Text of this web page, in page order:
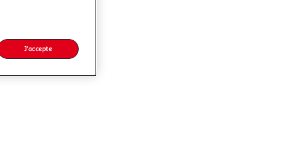
J'accepte